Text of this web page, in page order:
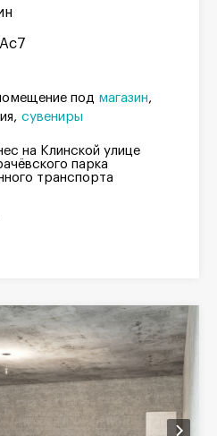
под магазин
сувениры
на Клинской улице
парка
транспорта